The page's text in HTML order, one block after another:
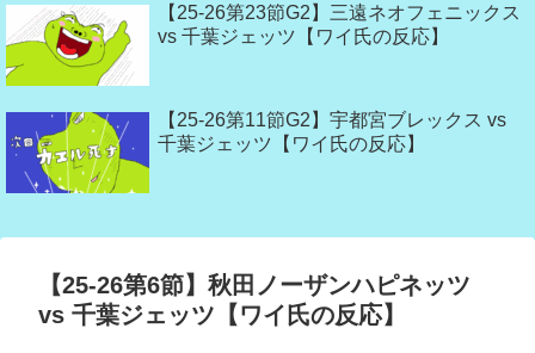
【25-26第23節G2】三遠ネオフェニックス
vs 千葉ジェッツ【ワイ氏の反応】
【25-26第11節G2】宇都宮ブレックス vs
千葉ジェッツ【ワイ氏の反応】
【25-26第6節】秋田ノーザンハピネッツ
vs 千葉ジェッツ【ワイ氏の反応】